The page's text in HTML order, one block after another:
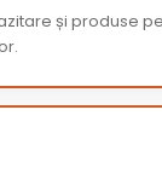
și produse